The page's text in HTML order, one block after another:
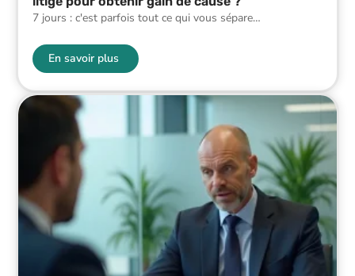
7 jours : c'est parfois tout ce qui vous sépare…
En savoir plus